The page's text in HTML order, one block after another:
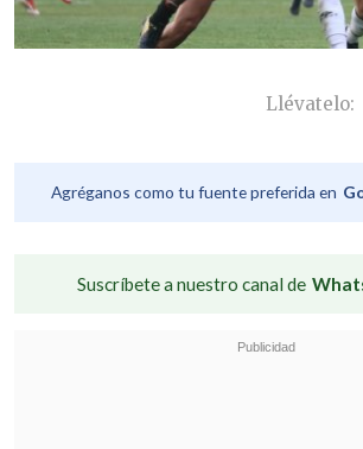
Llévatelo:
Agréganos como tu fuente preferida en
Suscríbete a nuestro canal de